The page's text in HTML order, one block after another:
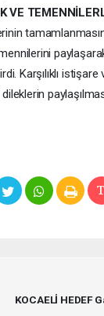
VE
Karşılıklı
KOCAELİ HEDEF